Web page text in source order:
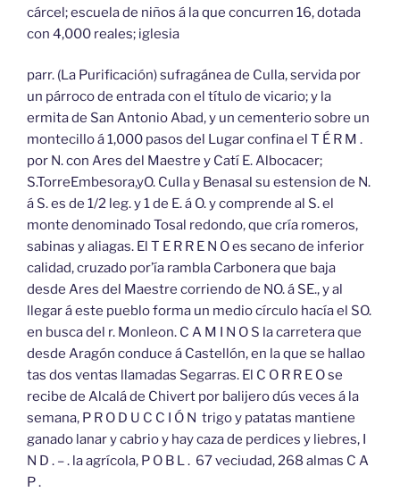
cárcel; escuela de niños á la que concurren 16, dotada
con 4,000 reales; iglesia
parr. (La Purificación) sufragánea de Culla, servida por
un párroco de entrada con el título de vicario; y la
ermita de San Antonio Abad, y un cementerio sobre un
montecillo á 1,000 pasos del Lugar confina el T É R M .
por N. con Ares del Maestre y Catí E. Albocacer;
S.TorreEmbesora,yO. Culla y Benasal su estension de N.
á S. es de 1/2 leg. y 1 de E. á O. y comprende al S. el
monte denominado Tosal redondo, que cría romeros,
sabinas y aliagas. El T E R R E N O es secano de inferior
calidad, cruzado por’ía rambla Carbonera que baja
desde Ares del Maestre corriendo de NO. á SE., y al
llegar á este pueblo forma un medio círculo hacía el SO.
en busca del r. Monleon. C A M I N O S la carretera que
desde Aragón conduce á Castellón, en la que se hallao
tas dos ventas llamadas Segarras. El C O R R E O se
recibe de Alcalá de Chivert por balijero dús veces á la
semana, P R O D U C C I Ó N trigo y patatas mantiene
ganado lanar y cabrio y hay caza de perdices y liebres, I
N D . – . la agrícola, P O B L . 67 veciudad, 268 almas C A
P .